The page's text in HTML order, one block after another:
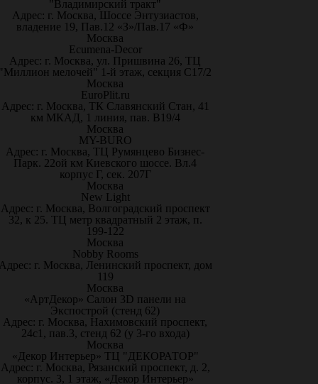
"Владимирский тракт"
Адрес: г. Москва, Шоссе Энтузиастов,
владение 19, Пав.12 «З»/Пав.17 «Ф»
Москва
Ecumena-Decor
Адрес: г. Москва, ул. Пришвина 26, ТЦ
мелочей" 1-й этаж, секция С17/2
Москва
EuroPlit.ru
Адрес: г. Москва, ТК Славянский Стан, 41
км МКАД, 1 линия, пав. В19/4
Москва
MY-BURO
Адрес: г. Москва, ТЦ Румянцево Бизнес-
Парк. 22ой км Киевского шоссе. Вл.4
корпус Г, сек. 207Г
Москва
New Light
Адрес: г. Москва, Волгоградский проспект
32, к 25. ТЦ метр квадратный 2 этаж, п.
199-122
Москва
Nobby Rooms
г. Москва, Ленинский проспект, дом
119
Москва
«АртДекор» Салон 3D панели на
Экспострой (стенд 62)
Адрес: г. Москва, Нахимовский проспект,
24с1, пав.3, стенд 62 (у 3-го входа)
Москва
«Декор Интерьер» ТЦ "ДЕКОРАТОР"
Адрес: г. Москва, Рязанский проспект, д. 2,
корпус. 3, 1 этаж, «Декор Интерьер»